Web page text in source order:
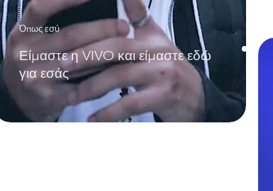
Όπως εσύ
Είμαστε η VIVO και είμαστε εδώ
για εσάς